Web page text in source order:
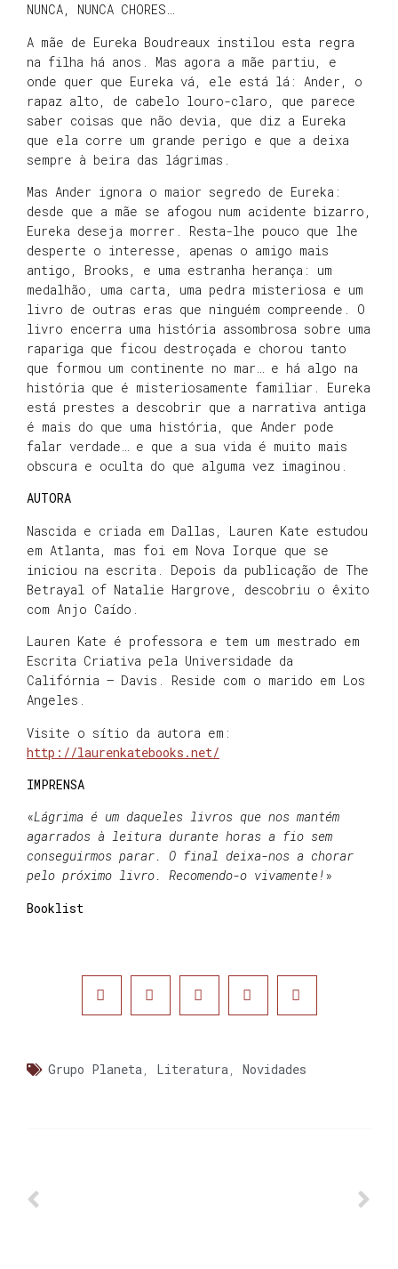
NUNCA, NUNCA CHORES…
A mãe de Eureka Boudreaux instilou esta regra
na filha há anos. Mas agora a mãe partiu, e
onde quer que Eureka vá, ele está lá: Ander, o
rapaz alto, de cabelo louro-claro, que parece
saber coisas que não devia, que diz a Eureka
que ela corre um grande perigo e que a deixa
sempre à beira das lágrimas.
Mas Ander ignora o maior segredo de Eureka:
desde que a mãe se afogou num acidente bizarro,
Eureka deseja morrer. Resta-lhe pouco que lhe
desperte o interesse, apenas o amigo mais
antigo, Brooks, e uma estranha herança: um
medalhão, uma carta, uma pedra misteriosa e um
livro de outras eras que ninguém compreende. O
livro encerra uma história assombrosa sobre uma
rapariga que ficou destroçada e chorou tanto
que formou um continente no mar… e há algo na
história que é misteriosamente familiar. Eureka
está prestes a descobrir que a narrativa antiga
é mais do que uma história, que Ander pode
falar verdade… e que a sua vida é muito mais
obscura e oculta do que alguma vez imaginou.
AUTORA
Nascida e criada em Dallas, Lauren Kate estudou
em Atlanta, mas foi em Nova Iorque que se
iniciou na escrita. Depois da publicação de The
Betrayal of Natalie Hargrove, descobriu o êxito
com Anjo Caído.
Lauren Kate é professora e tem um mestrado em
Escrita Criativa pela Universidade da
Califórnia – Davis. Reside com o marido em Los
Angeles.
Visite o sítio da autora em:
http://laurenkatebooks.net/
IMPRENSA
«Lágrima é um daqueles livros que nos mantém
agarrados à leitura durante horas a fio sem
conseguirmos parar. O final deixa-nos a chorar
pelo próximo livro. Recomendo-o vivamente! »
Booklist
Grupo Planeta, Literatura, Novidades